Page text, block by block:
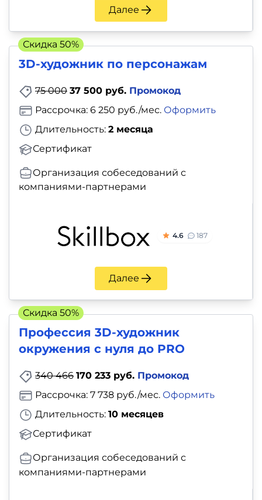
Далее
3D-художник по персонажам
75 000 37 500 руб. Промокод
Длительность: 2 месяца
Сертификат
Рассрочка: 6 250 руб./мес. Оформить
Организация собеседований с
компаниями-партнерами
4.6 187
Далее
Скидка 50%
Профессия 3D-художник
окружения с нуля до PRO
340 466 170 233 руб. Промокод
Длительность: 10 месяцев
Сертификат
Рассрочка: 7 738 руб./мес. Оформить
Организация собеседований с
компаниями-партнерами
Скидка 50%